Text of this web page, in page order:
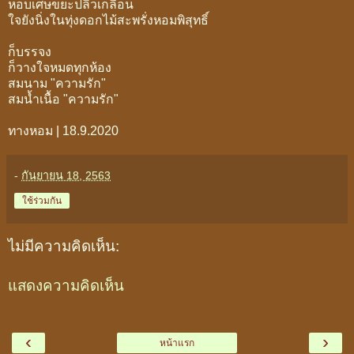
หอบเศษขยะปลิวเกลื่อน
ใจยังนิ่งในทุ่งดอกไม้สะพรั่งหอมพิสุทธิ์
ก็บรรจง
ก็วางใจหมดทุกห้อง
สมนาม "ความรัก"
สมน้ำเนื้อ "ความรัก"
ทางหอม | 18.9.2020
- กันยายน 18, 2563
ใช้ร่วมกัน
ไม่มีความคิดเห็น:
แสดงความคิดเห็น
‹ ›
หน้าแรก